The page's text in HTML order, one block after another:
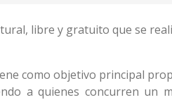
libre y gratuito que se
como objetivo principal
a quienes concurren un